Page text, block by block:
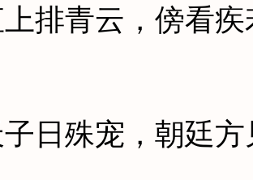
青云，傍看疾
殊宠，朝廷方